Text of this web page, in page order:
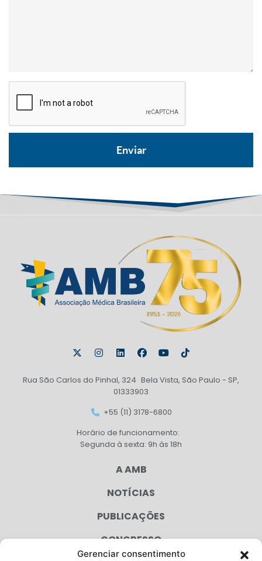
Gerenciar consentimento
Rua São Carlos do Pinhal, 324 Bela Vista, São Paulo - SP,
01333903
+55 (11) 3178-6800
Horário de funcionamento:
Segunda à sexta: 9h às 18h
A AMB
NOTÍCIAS
PUBLICAÇÕES
CONGRESSO